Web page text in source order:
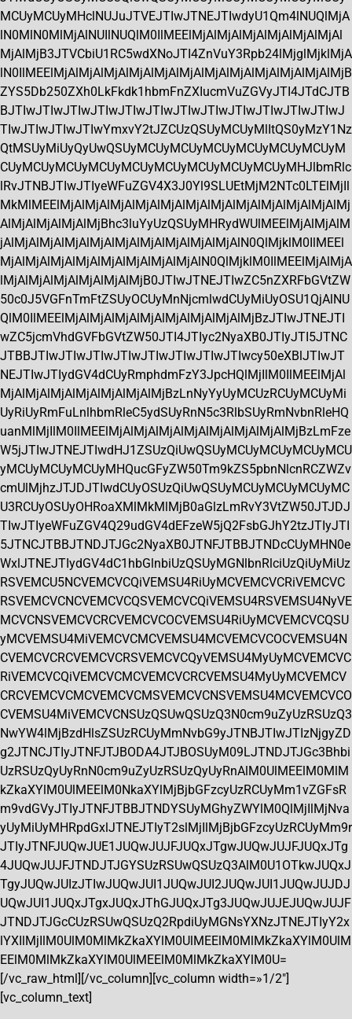
MCUyMCUyMHclNUJuJTVEJTIwJTNEJTIwdyU1Qm4lNUQlMjA
lN0MlN0MlMjAlNUIlNUQlM0IlMEElMjAlMjAlMjAlMjAlMjAlMjAl
MjAlMjB3JTVCbiU1RC5wdXNoJTI4ZnVuY3Rpb24lMjglMjklMjA
lN0IlMEElMjAlMjAlMjAlMjAlMjAlMjAlMjAlMjAlMjAlMjAlMjAlMjB
ZYS5Db250ZXh0LkFkdk1hbmFnZXIucmVuZGVyJTI4JTdCJTB
BJTIwJTIwJTIwJTIwJTIwJTIwJTIwJTIwJTIwJTIwJTIwJTIwJ
TIwJTIwJTIwJTIwYmxvY2tJZCUzQSUyMCUyMlItQS0yMzY1Nz
QtMSUyMiUyQyUwQSUyMCUyMCUyMCUyMCUyMCUyMCUyM
CUyMCUyMCUyMCUyMCUyMCUyMCUyMCUyMCUyMHJlbmRlc
lRvJTNBJTIwJTIyeWFuZGV4X3J0Yl9SLUEtMjM2NTc0LTElMjIl
MkMlMEElMjAlMjAlMjAlMjAlMjAlMjAlMjAlMjAlMjAlMjAlMjAlMj
AlMjAlMjAlMjAlMjBhc3luYyUzQSUyMHRydWUlMEElMjAlMjAlM
jAlMjAlMjAlMjAlMjAlMjAlMjAlMjAlMjAlMjAlN0QlMjklM0IlMEEl
MjAlMjAlMjAlMjAlMjAlMjAlMjAlMjAlN0QlMjklM0IlMEElMjAlMjA
lMjAlMjAlMjAlMjAlMjAlMjB0JTIwJTNEJTIwZC5nZXRFbGVtZW
50c0J5VGFnTmFtZSUyOCUyMnNjcmlwdCUyMiUyOSU1QjAlNU
QlM0IlMEElMjAlMjAlMjAlMjAlMjAlMjAlMjAlMjBzJTIwJTNEJTI
wZC5jcmVhdGVFbGVtZW50JTI4JTIyc2NyaXB0JTIyJTI5JTNC
JTBBJTIwJTIwJTIwJTIwJTIwJTIwJTIwJTIwcy50eXBlJTIwJT
NEJTIwJTIydGV4dCUyRmphdmFzY3JpcHQlMjIlM0IlMEElMjAl
MjAlMjAlMjAlMjAlMjAlMjAlMjBzLnNyYyUyMCUzRCUyMCUyMi
UyRiUyRmFuLnlhbmRleC5ydSUyRnN5c3RlbSUyRmNvbnRleHQ
uanMlMjIlM0IlMEElMjAlMjAlMjAlMjAlMjAlMjAlMjAlMjBzLmFze
W5jJTIwJTNEJTIwdHJ1ZSUzQiUwQSUyMCUyMCUyMCUyMCU
yMCUyMCUyMCUyMHQucGFyZW50Tm9kZS5pbnNlcnRCZWZv
cmUlMjhzJTJDJTIwdCUyOSUzQiUwQSUyMCUyMCUyMCUyMC
U3RCUyOSUyOHRoaXMlMkMlMjB0aGlzLmRvY3VtZW50JTJDJ
TIwJTIyeWFuZGV4Q29udGV4dEFzeW5jQ2FsbGJhY2tzJTIyJTI
5JTNCJTBBJTNDJTJGc2NyaXB0JTNFJTBBJTNDcCUyMHN0e
WxlJTNEJTIydGV4dC1hbGlnbiUzQSUyMGNlbnRlciUzQiUyMiUz
RSVEMCU5NCVEMCVCQiVEMSU4RiUyMCVEMCVCRiVEMCVC
RSVEMCVCNCVEMCVCQSVEMCVCQiVEMSU4RSVEMSU4NyVE
MCVCNSVEMCVCRCVEMCVCOCVEMSU4RiUyMCVEMCVCQSU
yMCVEMSU4MiVEMCVCMCVEMSU4MCVEMCVCOCVEMSU4N
CVEMCVCRCVEMCVCRSVEMCVCQyVEMSU4MyUyMCVEMCVC
RiVEMCVCQiVEMCVCMCVEMCVCRCVEMSU4MyUyMCVEMCV
CRCVEMCVCMCVEMCVCMSVEMCVCNSVEMSU4MCVEMCVCO
CVEMSU4MiVEMCVCNSUzQSUwQSUzQ3N0cm9uZyUzRSUzQ3
NwYW4lMjBzdHlsZSUzRCUyMmNvbG9yJTNBJTIwJTIzNjgyZD
g2JTNCJTIyJTNFJTJBODA4JTJBOSUyM09LJTNDJTJGc3Bhbi
UzRSUzQyUyRnN0cm9uZyUzRSUzQyUyRnAlM0UlMEElM0MlM
kZkaXYlM0UlMEElM0NkaXYlMjBjbGFzcyUzRCUyMm1vZGFsR
m9vdGVyJTIyJTNFJTBBJTNDYSUyMGhyZWYlM0QlMjIlMjNva
yUyMiUyMHRpdGxlJTNEJTIyT2slMjIlMjBjbGFzcyUzRCUyMm9r
JTIyJTNFJUQwJUE1JUQwJUJFJUQxJTgwJUQwJUJFJUQxJTg
4JUQwJUJFJTNDJTJGYSUzRSUwQSUzQ3AlM0U1OTkwJUQxJ
TgyJUQwJUIzJTIwJUQwJUI1JUQwJUI2JUQwJUI1JUQwJUJDJ
UQwJUI1JUQxJTgxJUQxJThGJUQxJTg3JUQwJUJEJUQwJUJF
JTNDJTJGcCUzRSUwQSUzQ2RpdiUyMGNsYXNzJTNEJTIyY2x
lYXIlMjIlM0UlM0MlMkZkaXYlM0UlMEElM0MlMkZkaXYlM0UlM
EElM0MlMkZkaXYlM0UlMEElM0MlMkZkaXYlM0U=
[/vc_raw_html][/vc_column][vc_column width=»1/2″]
[vc_column_text]